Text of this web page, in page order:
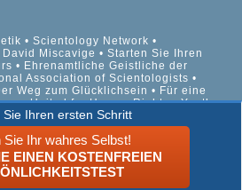
Sie Ihren ersten Schritt
Sie Ihr wahres Selbst!
EINEN KOSTENFREIEN
Scientology Network
David Miscavige
Starten Sie Ihren
Ehrenamtliche Geistliche der
Association of Scientologists
Weg zum Glücklichsein
Für eine
United for Human Rights
Youth
Commission on Human Rights
International. Alle Rechte
•Cookie-Richtlinie
Rechtliche Informationen